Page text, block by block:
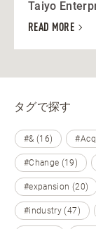
Taiyo
READ MORE
タグで探す
#& (16)
#Change (19)
#expansion (20)
#industry (47)